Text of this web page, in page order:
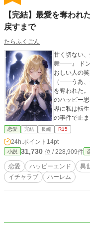
【完結】最愛を奪われ
戻すまで
たらふくごん
甘く切ない、煌
舞――』 ドンッ！！ 『っ！！？』 フラッシュバックする愛
おしい人の
（――うあ、やだ……
を奪われた。 ※※※※※ ――倫理観壊滅。 あほが付くほど
のハッピー思考のクソ
界に私は転生させられた。 す
の事件で止まってしま
ってる。 『過去の話』だ。
な“狂った世
（…普通もっ
―なってしま
求を通した。
「好きに生きて
はいらない。 この歪んだシナリオも、理不尽な運命も。 全
理不尽に踏みつぶ
力。 元社畜の意地。 私はこの世
恋愛 完結 長編 R15
24h.ポイント 14pt
小説 31,730 位 / 228,909件
恋愛 ハッピーエンド 異
イチャラブ
ハーレム